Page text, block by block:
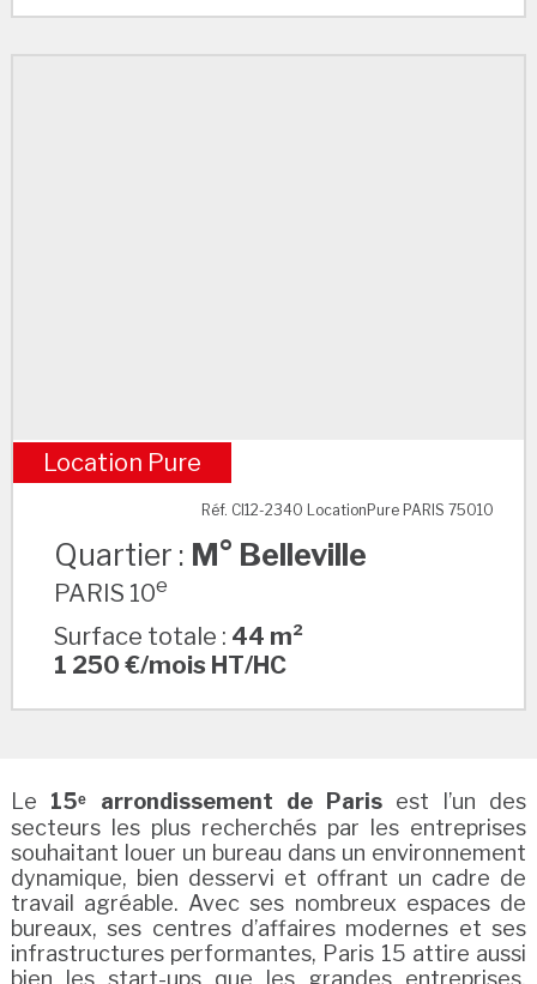
M° Belleville
Location Pure
Réf. CI12-2340 LocationPure PARIS 75010
Quartier : M° Belleville
PARIS 10e
Surface totale : 44 m²
1 250 €/mois HT/HC
Le 15ᵉ arrondissement de Paris est l’un des
secteurs les plus recherchés par les entreprises
souhaitant louer un bureau dans un environnement
dynamique, bien desservi et offrant un cadre de
travail agréable. Avec ses nombreux espaces de
bureaux, ses centres d’affaires modernes et ses
infrastructures performantes, Paris 15 attire aussi
bien les start-ups que les grandes entreprises.